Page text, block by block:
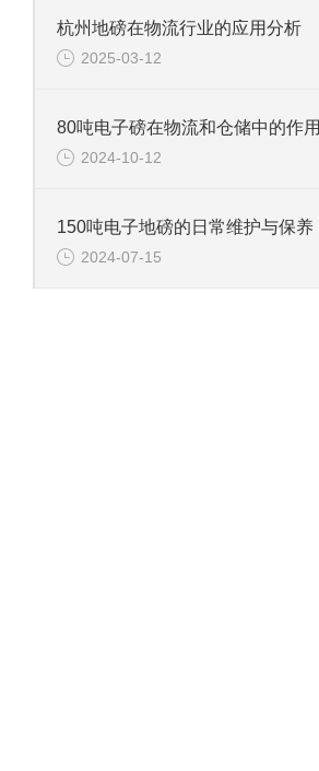
杭州地磅在物流行业的应用分析
2025-03-12
80吨电子磅在物流和仓储中的作用
2024-10-12
150吨电子地磅的日常维护与保养
2024-07-15